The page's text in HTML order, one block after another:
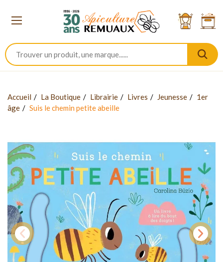
Accueil La Boutique Librairie Livres Jeunesse
1er
âge
Suis le chemin petite abeille